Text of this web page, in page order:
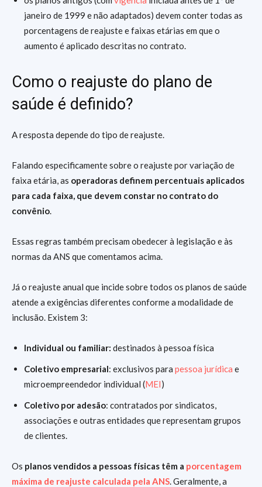
janeiro de 1999 e não adaptados) devem conter todas as
porcentagens de reajuste e faixas etárias em que o
aumento é aplicado descritas no contrato.
Como o reajuste do plano de
saúde é definido?
A resposta depende do tipo de reajuste.
Falando especificamente sobre o reajuste por variação de
faixa etária, as operadoras definem percentuais aplicados
para cada faixa, que devem constar no contrato do
convênio.
Essas regras também precisam obedecer à legislação e às
normas da ANS que comentamos acima.
Já o reajuste anual que incide sobre todos os planos de saúde
atende a exigências diferentes conforme a modalidade de
inclusão. Existem 3:
Individual ou familiar: destinados à pessoa física
Coletivo empresarial: exclusivos para pessoa jurídica e
microempreendedor individual (MEI)
Coletivo por adesão: contratados por sindicatos,
associações e outras entidades que representam grupos
de clientes.
Os planos vendidos a pessoas físicas têm a porcentagem
máxima de reajuste calculada pela ANS. Geralmente, a